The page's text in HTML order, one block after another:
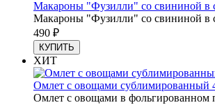
Макароны "Фузилли" со свининой в
Макароны "Фузилли" со свининой в
490 ₽
КУПИТЬ
ХИТ
Омлет с овощами сублимированный
Омлет с овощами в фольгированном